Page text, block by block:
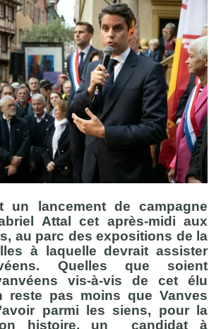
un lancement de campagne
Attal cet après-midi aux
au parc des expositions de la
à laquelle devrait assister
Quelles que soient
vis-à-vis de cet élu
reste pas moins que Vanves
parmi les siens, pour la
histoire, un candidat à